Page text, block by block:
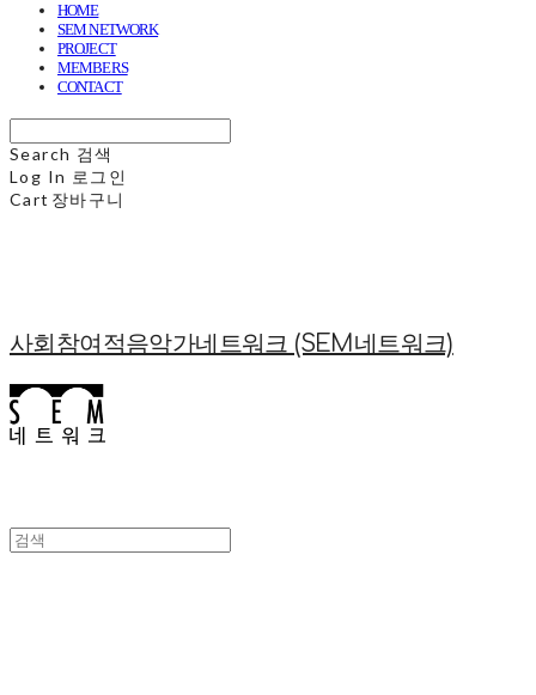
HOME
SEM NETWORK
PROJECT
MEMBERS
CONTACT
Search 검색
Log In 로그인
Cart 장바구니
사회참여적음악가네트워크 (SEM네트워크)